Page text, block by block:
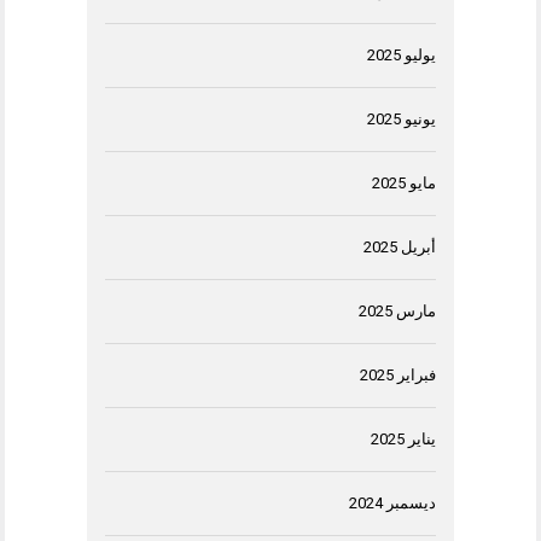
يوليو 2025
يونيو 2025
مايو 2025
أبريل 2025
مارس 2025
فبراير 2025
يناير 2025
ديسمبر 2024